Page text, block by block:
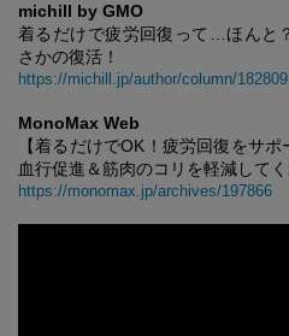
michill by GMO
着るだけで疲労回復って…ほんと
さかの復活！
https://michill.jp/author/column/182809
MonoMax Web
【着るだけでOK！疲労回復をサ
血行促進＆筋肉のコリを軽減してく
https://monomax.jp/archives/197866